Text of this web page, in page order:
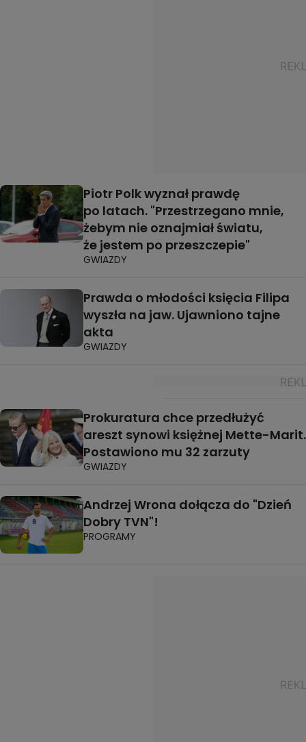
Piotr Polk wyznał prawdę
po latach. "Przestrzegano mnie,
żebym nie oznajmiał światu,
że jestem po przeszczepie"
GWIAZDY
Prawda o młodości księcia Filipa
wyszła na jaw. Ujawniono tajne
akta
GWIAZDY
Prokuratura chce przedłużyć
areszt synowi księżnej Mette-Marit.
Postawiono mu 32 zarzuty
GWIAZDY
Andrzej Wrona dołącza do "Dzień
Dobry TVN"!
PROGRAMY